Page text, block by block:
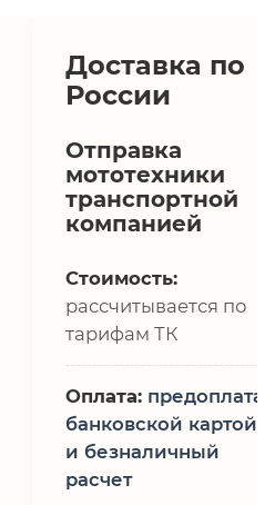
Доставка по
России
Отправка
мототехники
транспортной
компанией
Стоимость:
рассчитывается по
тарифам ТК
Оплата: предоплата,
банковской картой
и безналичный
расчет